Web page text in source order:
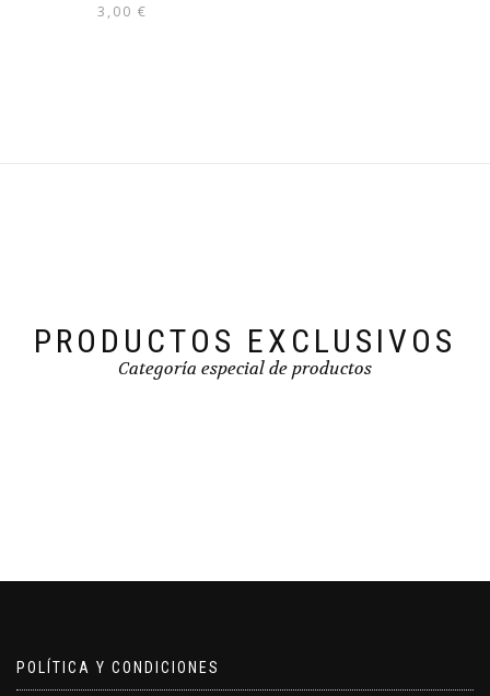
3,00 €
PRODUCTOS EXCLUSIVOS
Categoría especial de productos
POLÍTICA Y CONDICIONES